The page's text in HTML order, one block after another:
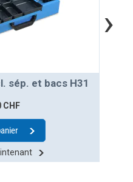
sép. et bacs H31
CHF
›